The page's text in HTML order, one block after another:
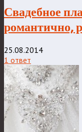
Свадебное
романтично,
25.08.2014
1 ответ